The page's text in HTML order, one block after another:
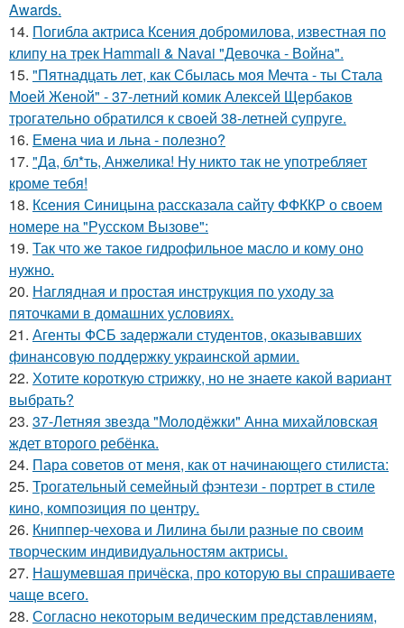
Awards.
14. Погибла актриса Ксения добромилова, известная по
клипу на трек Hammali & Navai "Девочка - Война".
15. "Пятнадцать лет, как Сбылась моя Мечта - ты Стала
Моей Женой" - 37-летний комик Алексей Щербаков
трогательно обратился к своей 38-летней супруге.
16. Емена чиа и льна - полезно?
17. "Да, бл*ть, Анжелика! Ну никто так не употребляет
кроме тебя!
18. Ксения Синицына рассказала сайту ФФККР о своем
номере на "Русском Вызове":
19. Так что же такое гидрофильное масло и кому оно
нужно.
20. Наглядная и простая инструкция по уходу за
пяточками в домашних условиях.
21. Агенты ФСБ задержали студентов, оказывавших
финансовую поддержку украинской армии.
22. Хотите короткую стрижку, но не знаете какой вариант
выбрать?
23. 37-Летняя звезда "Молодёжки" Анна михайловская
ждет второго ребёнка.
24. Пара советов от меня, как от начинающего стилиста:
25. Трогательный семейный фэнтези - портрет в стиле
кино, композиция по центру.
26. Книппер-чехова и Лилина были разные по своим
творческим индивидуальностям актрисы.
27. Нашумевшая причёска, про которую вы спрашиваете
чаще всего.
28. Согласно некоторым ведическим представлениям,